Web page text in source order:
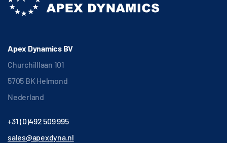
Apex Dynamics BV
Churchilllaan 101
5705 BK Helmond
Nederland
+31 (0)492 509 995
sales@apexdyna.nl